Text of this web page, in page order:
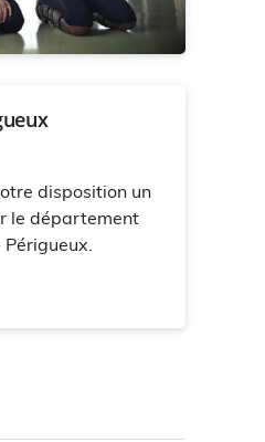
disposition un
le département